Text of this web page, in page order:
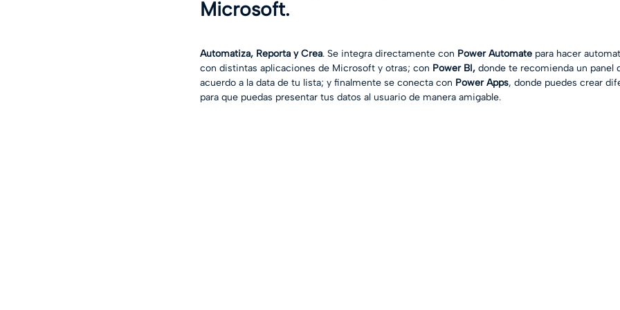
Microsoft.
Automatiza, Reporta y Crea. Se integra directamente con Power Automate para hacer
con distintas aplicaciones de Microsoft y otras; con Power BI, donde te recomienda un
acuerdo a la data de tu lista; y finalmente se conecta con Power Apps, donde puedes crear
para que puedas presentar tus datos al usuario de manera amigable.